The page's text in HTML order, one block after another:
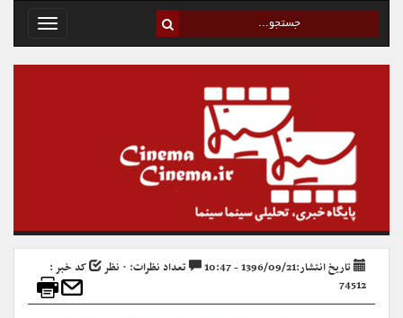
Toggle
تاریخ انتشار:1396/09/21 - 10:47 تعداد نظرات: ۰ نظر
کد خبر :
74512